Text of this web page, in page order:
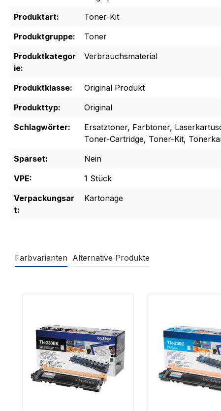
Produktart:
Toner-Kit
Produktgruppe:
Toner
Produktkategor
ie:
Verbrauchsmaterial
Produktklasse:
Original Produkt
Produkttyp:
Original
Schlagwörter:
Ersatztoner, Farbtoner,
Toner-Cartridge, Toner-Kit,
Sparset:
Nein
VPE:
1 Stück
Verpackungsar
t:
Kartonage
Farbvarianten Alternative Produkte